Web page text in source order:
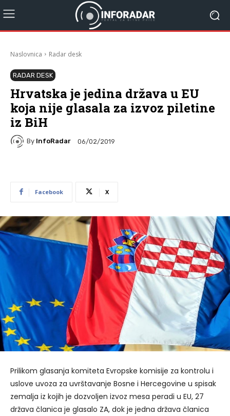
Naslovnica Radar desk
RADAR DESK
Hrvatska je jedina država u EU
koja nije glasala za izvoz piletine
iz BiH
By InfoRadar 06/02/2019
Facebook X
Prilikom glasanja komiteta Evropske komisije za kontrolu i
uslove uvoza za uvrštavanje Bosne i Hercegovine u spisak
zemalja iz kojih je dozvoljen izvoz mesa peradi u EU, 27
država članica je glasalo ZA, dok je jedna država članica